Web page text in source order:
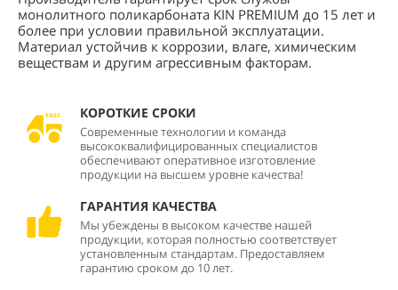
монолитного поликарбоната KIN PREMIUM до 15 лет и
более при условии правильной эксплуатации.
Материал устойчив к коррозии, влаге, химическим
веществам и другим агрессивным факторам.
КОРОТКИЕ СРОКИ
Современные технологии и команда
высококвалифицированных специалистов
обеспечивают оперативное изготовление
продукции на высшем уровне качества!
ГАРАНТИЯ КАЧЕСТВА
Мы убеждены в высоком качестве нашей
продукции, которая полностью соответствует
установленным стандартам. Предоставляем
гарантию сроком до 10 лет.